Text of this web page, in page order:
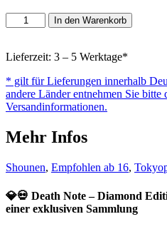
Death
Note
Diamond
Menge
In den Warenkorb
Lieferzeit: 3 – 5 Werktage*
* gilt für Lieferungen innerhalb
andere Länder entnehmen Sie bitte
Versandinformationen.
Mehr Infos
Shounen, Empfohlen ab 16,
💎💀 Death Note – Diamond
einer exklusiven Sammlung